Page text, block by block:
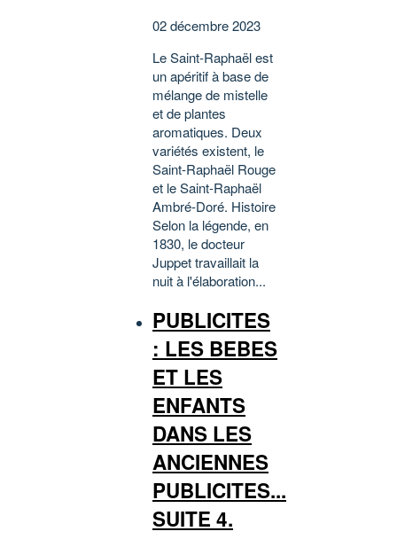
02 décembre 2023
Le Saint-Raphaël est
un apéritif à base de
mélange de mistelle
et de plantes
aromatiques. Deux
variétés existent, le
Saint-Raphaël Rouge
et le Saint-Raphaël
Ambré-Doré. Histoire
Selon la légende, en
1830, le docteur
Juppet travaillait la
nuit à l'élaboration...
PUBLICITES
: LES BEBES
ET LES
ENFANTS
DANS LES
ANCIENNES
PUBLICITES...
SUITE 4.